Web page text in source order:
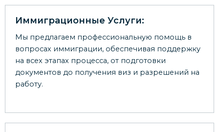
Иммиграционные Услуги:
Мы предлагаем профессиональную помощь в
вопросах иммиграции, обеспечивая поддержку
на всех этапах процесса, от подготовки
документов до получения виз и разрешений на
работу.